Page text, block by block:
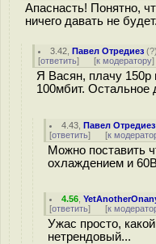
Апаснасть! Понятно,
ничего давать не будет.
3.42 ,Павел Отредиез (?
[ответить] [к модератору]
Я Васян, плачу 150р
100мбит. Остальное
4.43 ,Павел Отредиез
[ответить] [к
Можно поставить
охлаждением и
4.56 ,
[ответить] [к
Ужас просто,
нетрендовый...